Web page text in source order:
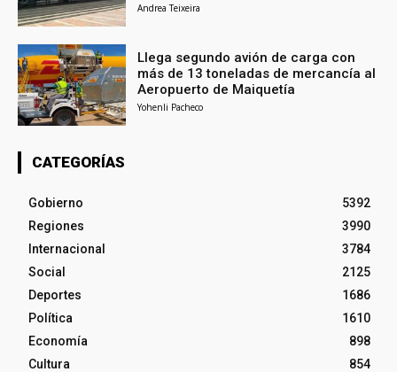
Andrea Teixeira
Llega segundo avión de carga con
más de 13 toneladas de mercancía al
Aeropuerto de Maiquetía
Yohenli Pacheco
CATEGORÍAS
Gobierno
5392
Regiones
3990
Internacional
3784
Social
2125
Deportes
1686
Política
1610
Economía
898
Cultura
854